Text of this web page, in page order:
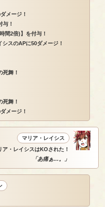
メージ！
与！
間2倍)】を付与！
スのAPに50ダメージ！
死舞！
死舞！
メージ！
マリア・レイシス
ア・レイシスはKOされた！
「あ痛ぁ…。」